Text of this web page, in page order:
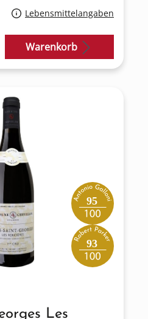
Lebensmittelangaben
Warenkorb
95
93
Les